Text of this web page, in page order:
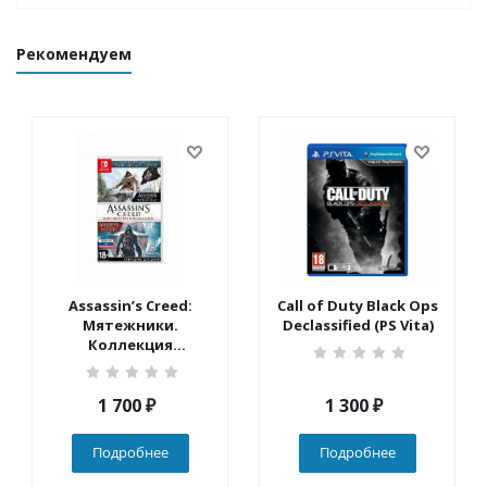
Рекомендуем
Assassin’s Creed:
Мятежники.
Коллекция
(Nintendo Switch)
1 700₽
Подробнее
Call of Duty Black Ops
Declassified (PS Vita)
1 300₽
Подробнее